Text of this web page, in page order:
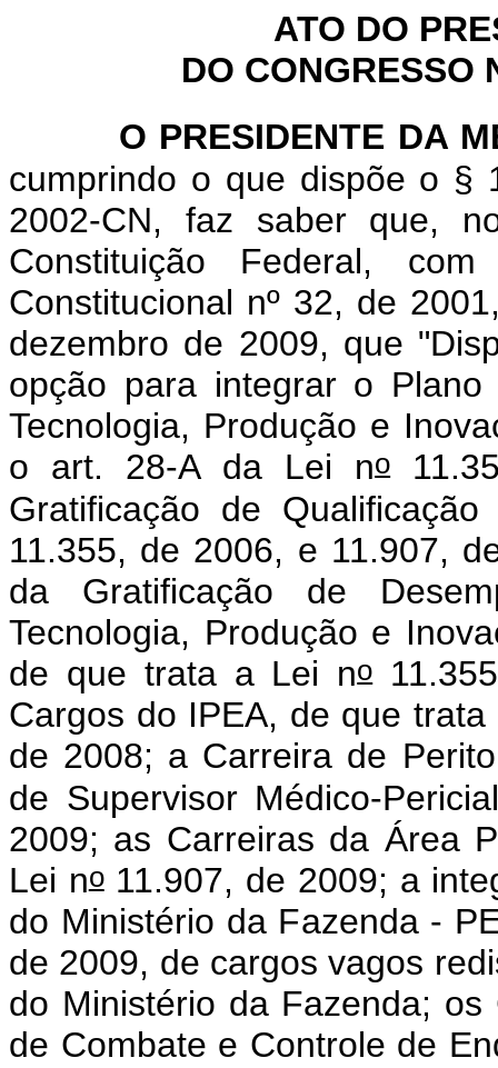
ATO DO
DO CONGRESSO
O PRESIDENTE DA
cumprindo o que dispõe o §
2002-CN, faz saber que,
Constituição Federal,
Constitucional nº 32, de
dezembro de 2009, que "
opção para integrar o
Tecnologia, Produção e
o art. 28-A da Lei no
Gratificação de
11.355, de 2006, e 11.907,
da Gratificação de
Tecnologia, Produção e
de que trata a Lei no
Cargos do IPEA, de que
de 2008; a Carreira de
de Supervisor Médico-
2009; as Carreiras da Área
Lei no11.907, de 2009; a
do Ministério da Fazenda -
de 2009, de cargos vagos
do Ministério da Fazenda;
de Combate e Controle de